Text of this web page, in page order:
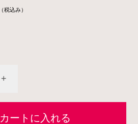
（税込み）
+
カートに入れる